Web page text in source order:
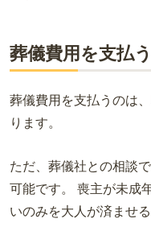
葬儀費用を支払
葬儀費用を支払うのは
ります。
ただ、葬儀社との相談
可能です。 喪主が未成
いのみを大人が済ませ